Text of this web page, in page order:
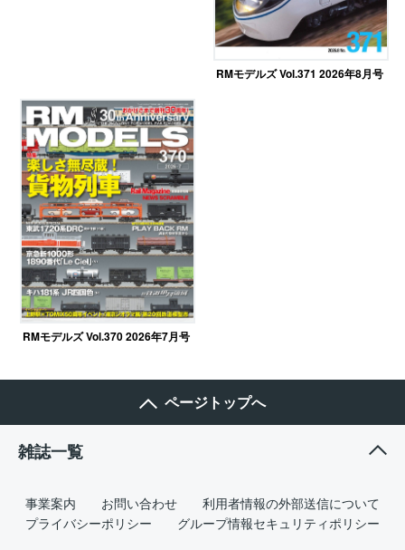
RMモデルズ Vol.371 2026年8月号
RMモデルズ Vol.370 2026年7月号
ページトップへ
雑誌一覧
事業案内 お問い合わせ
利用者情報の外部送信について
プライバシーポリシー
グループ情報セキュリティポリシー